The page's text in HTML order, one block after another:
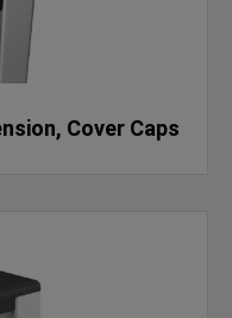
Cover Caps